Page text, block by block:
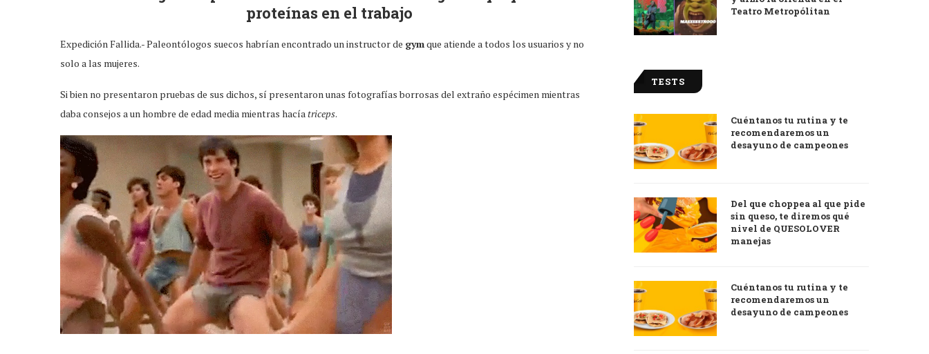
proteínas en el trabajo
Expedición Fallida.- Paleontólogos suecos habrían encontrado un instructor de gymque atiende a todos los usuarios y no
solo a las mujeres.
Si bien no presentaron pruebas de sus dichos, sí presentaron unas fotografías borrosas del extraño espécimen mientras
daba consejos a un hombre de edad media mientras hacíatriceps.
Teatro Metropólitan
TESTS
Cuéntanos tu rutina y te
recomendaremos un
desayuno de campeones
Del que choppea al que pide
sin queso, te diremos qué
nivel de QUESOLOVER
manejas
Cuéntanos tu rutina y te
recomendaremos un
desayuno de campeones